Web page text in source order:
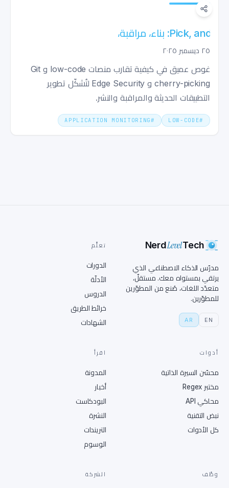
Low-Code Development, Git Cherry-
وحماية التطبيقات الحديثة
٢٥ ديسمبر ٢٠٢٥
غوص عميق في كيفية تقارب منصات low-code و Git
cherry-picking و Edge Security لتُشكّل تطوير
التطبيقات الحديثة والمراقبة والنشر.
#
LOW-CODE
#
APPLICATION MONITORING
NerdLevelTech
مدرّس الذكاء الاصطناعي الذي
يرتقي بمستواه معك. مستقلّ،
متعدّد اللغات، صُنع من المطوّرين
للمطوّرين.
EN
AR
تعلَّم
الدورات
الأدلّة
الدروس
خرائط الطريق
الشهادات
أدوات
محسّن السيرة الذاتية
مختبر Regex
محاكي API
نبض التقنية
كل الأدوات
اقرأ
المدونة
أخبار
البودكاست
النشرة
التريندات
الوسوم
وظّف الشركة